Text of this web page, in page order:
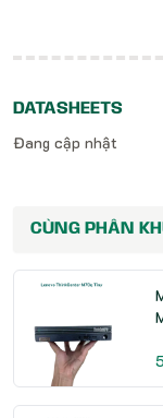
DATASHEETS
Đang cập nhật
CÙNG PHÂN